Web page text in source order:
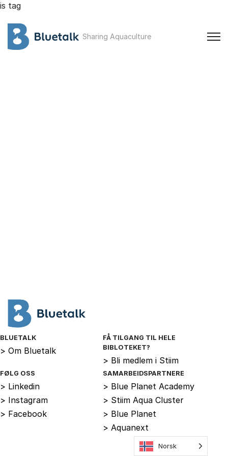
is tag
Sharing Aquaculture
BLUETALK
> Om Bluetalk
FÅ TILGANG TIL HELE
BIBLOTEKET?
> Bli medlem i Stiim
FØLG OSS
> Linkedin
> Instagram
> Facebook
SAMARBEIDSPARTNERE
> Blue Planet Academy
> Stiim Aqua Cluster
> Blue Planet
> Aquanext
Norsk